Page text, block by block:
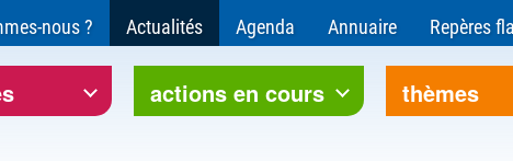
- Agence pour l'environnement et le développement soutenable
Alterre Bourgogne-Franche-Comté
actions en cours thèmes
nous ? Actualités Agenda Annuaire Repères